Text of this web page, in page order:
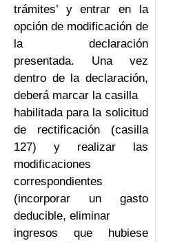
trámites’ y entrar en la
opción de modificación de
la declaración
presentada. Una vez
dentro de la declaración,
deberá marcar la casilla
habilitada para la solicitud
de rectificación (casilla
127) y realizar las
modificaciones
correspondientes
(incorporar un gasto
deducible, eliminar
ingresos que hubiese